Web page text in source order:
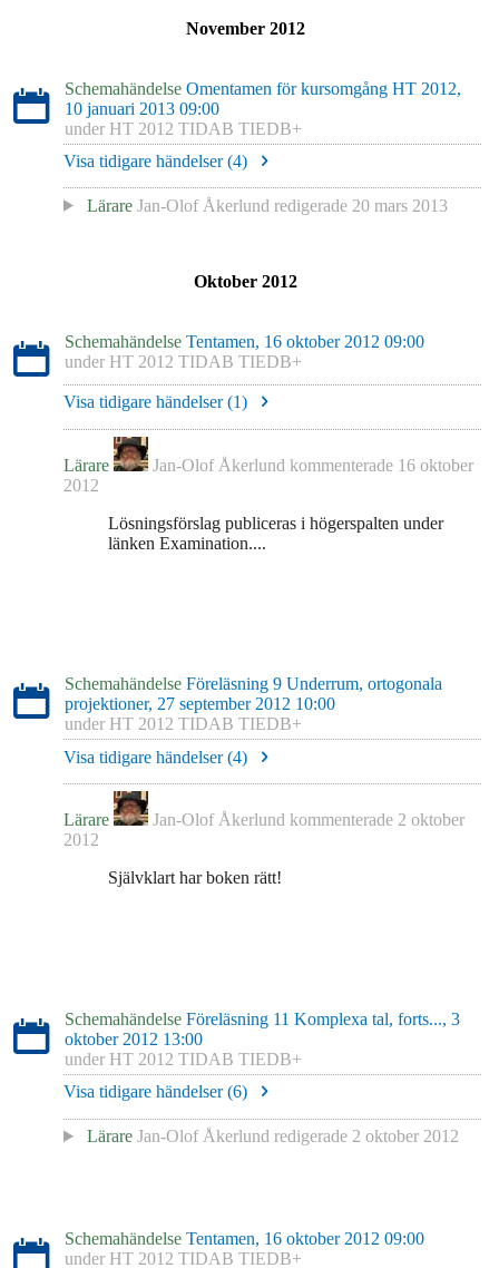
November 2012
Schemahändelse Omentamen för kursomgång HT 2012,
10 januari 2013 09:00
under HT 2012 TIDAB TIEDB+
Visa tidigare händelser (4)
Lärare Jan-Olof Åkerlund redigerade 20 mars 2013
Oktober 2012
Schemahändelse Tentamen, 16 oktober 2012 09:00
under HT 2012 TIDAB TIEDB+
Visa tidigare händelser (1)
Lärare Jan-Olof Åkerlund kommenterade 16 oktober
2012
Lösningsförslag publiceras i högerspalten under
länken Examination....
Schemahändelse Föreläsning 9 Underrum, ortogonala
projektioner, 27 september 2012 10:00
under HT 2012 TIDAB TIEDB+
Visa tidigare händelser (4)
Lärare Jan-Olof Åkerlund kommenterade 2 oktober
2012
Självklart har boken rätt!
Schemahändelse Föreläsning 11 Komplexa tal, forts..., 3
oktober 2012 13:00
under HT 2012 TIDAB TIEDB+
Visa tidigare händelser (6)
Lärare Jan-Olof Åkerlund redigerade 2 oktober 2012
Schemahändelse Tentamen, 16 oktober 2012 09:00
under HT 2012 TIDAB TIEDB+